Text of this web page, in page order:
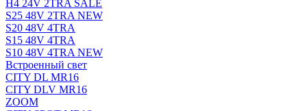
H4 24V 2TRA SALE
S25 48V 2TRA NEW
S20 48V 4TRA
S15 48V 4TRA
S10 48V 4TRA NEW
Встроенный свет
CITY DL MR16
CITY DLV MR16
ZOOM